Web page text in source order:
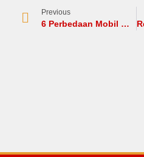
Previous
6 Perbedaan Mobil Matic dan Manual yang Harus Kamu Tahu!